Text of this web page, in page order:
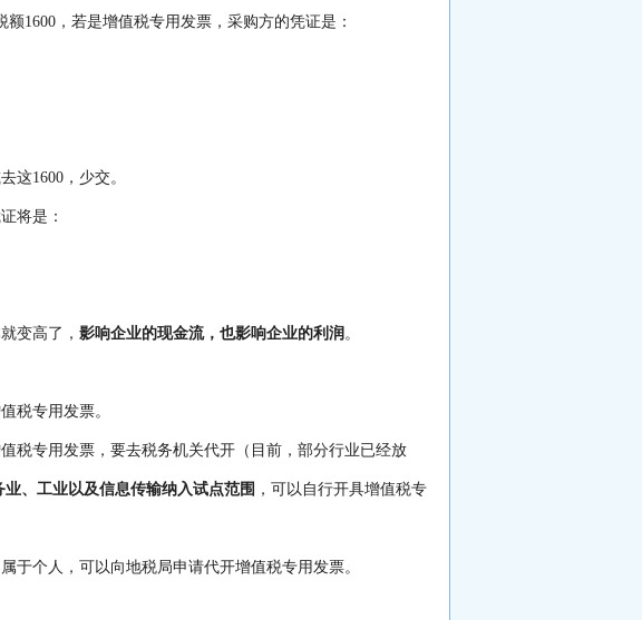
1600，若是增值税专用发票，采购方的凭证是：
这1600，少交。
将是：
变高了， 影响企业的现金流，也影响企业的利润 。
税专用发票。
税专用发票，要去税务机关代开（目前，部分行业已经放
、工业以及信息传输纳入试点范围 ，可以自行开具增值税专
于个人，可以向地税局申请代开增值税专用发票。